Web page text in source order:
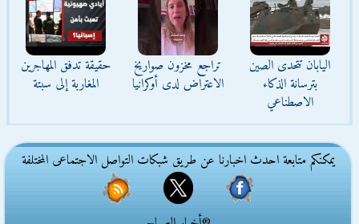
اليابان تتحدى الصين
بترسانة الذكاء
الاصطناعي
تراجع مخزون صواريخ
الاعتراض لدى أوكرانيا
حقيقة تدفق المهاجرين
المغاربة إلى سبتة
يمكنكم متابعة احدث اخبارنا عن طريق شبكات التواصل الاجتماعى المختلفة